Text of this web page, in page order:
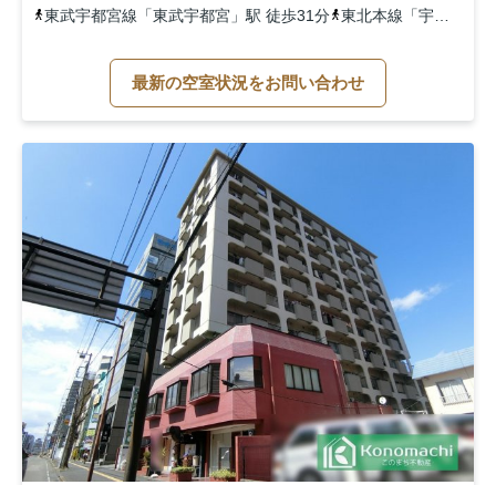
東武宇都宮線 「東武宇都宮 」駅 徒歩31分 東北本線 「宇都宮
最新の空室状況をお問い合わせ